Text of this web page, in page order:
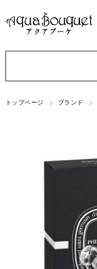
トップページ ブランド